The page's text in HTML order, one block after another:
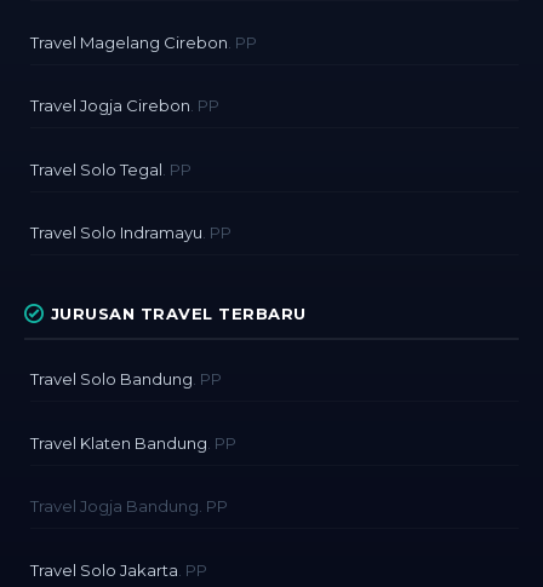
Travel Magelang Cirebon . PP
Travel Jogja Cirebon . PP
Travel Solo Tegal . PP
Travel Solo Indramayu. PP
JURUSAN TRAVEL TERBARU
Travel Solo Bandung . PP
Travel Klaten Bandung . PP
Travel Jogja Bandung. PP
Travel Solo Jakarta . PP